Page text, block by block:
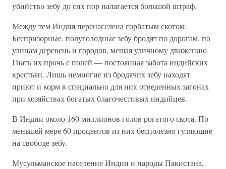
убийство зебу до сих пор налагается большой штраф.
Между тем Индия перенаселена горбатым скотом.
Беспризорные, полуголодные зебу бродят по дорогам, по
улицам деревень и городов, мешая уличному движению.
Гнать их прочь с полей — постоянная забота индийских
крестьян. Лишь немногие из бродячих зебу находят
приют и корм в специально для них отведенных загонах
при хозяйствах богатых благочестивых индийцев.
В Индии около 160 миллионов голов рогатого скота. По
меньшей мере 60 процентов из них бесполезно гуляющие
на свободе зебу.
Мусульманское население Индии и народы Пакистана,